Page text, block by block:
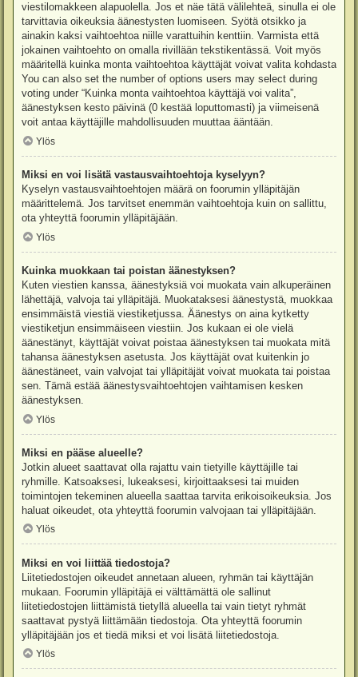
viestilomakkeen alapuolella. Jos et näe tätä välilehteä, sinulla ei ole
tarvittavia oikeuksia äänestysten luomiseen. Syötä otsikko ja
ainakin kaksi vaihtoehtoa niille varattuihin kenttiin. Varmista että
jokainen vaihtoehto on omalla rivillään tekstikentässä. Voit myös
määritellä kuinka monta vaihtoehtoa käyttäjät voivat valita kohdasta
You can also set the number of options users may select during
voting under “Kuinka monta vaihtoehtoa käyttäjä voi valita”,
äänestyksen kesto päivinä (0 kestää loputtomasti) ja viimeisenä
voit antaa käyttäjille mahdollisuuden muuttaa ääntään.
Ylös
Miksi en voi lisätä vastausvaihtoehtoja kyselyyn?
Kyselyn vastausvaihtoehtojen määrä on foorumin ylläpitäjän
määrittelemä. Jos tarvitset enemmän vaihtoehtoja kuin on sallittu,
ota yhteyttä foorumin ylläpitäjään.
Ylös
Kuinka muokkaan tai poistan äänestyksen?
Kuten viestien kanssa, äänestyksiä voi muokata vain alkuperäinen
lähettäjä, valvoja tai ylläpitäjä. Muokataksesi äänestystä, muokkaa
ensimmäistä viestiä viestiketjussa. Äänestys on aina kytketty
viestiketjun ensimmäiseen viestiin. Jos kukaan ei ole vielä
äänestänyt, käyttäjät voivat poistaa äänestyksen tai muokata mitä
tahansa äänestyksen asetusta. Jos käyttäjät ovat kuitenkin jo
äänestäneet, vain valvojat tai ylläpitäjät voivat muokata tai poistaa
sen. Tämä estää äänestysvaihtoehtojen vaihtamisen kesken
äänestyksen.
Ylös
Miksi en pääse alueelle?
Jotkin alueet saattavat olla rajattu vain tietyille käyttäjille tai
ryhmille. Katsoaksesi, lukeaksesi, kirjoittaaksesi tai muiden
toimintojen tekeminen alueella saattaa tarvita erikoisoikeuksia. Jos
haluat oikeudet, ota yhteyttä foorumin valvojaan tai ylläpitäjään.
Ylös
Miksi en voi liittää tiedostoja?
Liitetiedostojen oikeudet annetaan alueen, ryhmän tai käyttäjän
mukaan. Foorumin ylläpitäjä ei välttämättä ole sallinut
liitetiedostojen liittämistä tietyllä alueella tai vain tietyt ryhmät
saattavat pystyä liittämään tiedostoja. Ota yhteyttä foorumin
ylläpitäjään jos et tiedä miksi et voi lisätä liitetiedostoja.
Ylös